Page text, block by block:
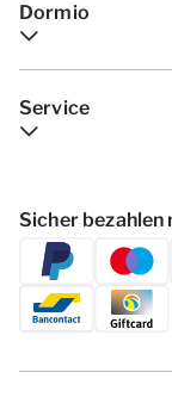
Dormio
Service
Sicher bezahlen